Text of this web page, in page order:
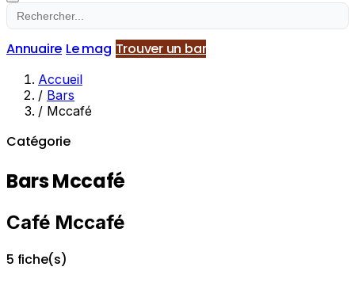
Annuaire Le mag Trouver un bar
Accueil
/ Bars
/ Mccafé
Catégorie
Bars Mccafé
Café Mccafé
5 fiche(s)